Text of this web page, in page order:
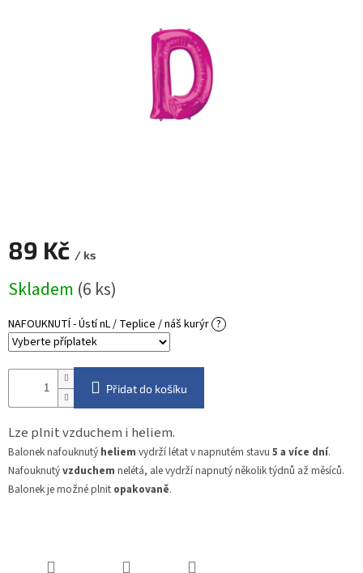
89 Kč / ks
cena:
Skladem (6 ks)
NAFOUKNUTÍ - Ústí nL / Teplice / náš kurýr ?
Přidat do košíku
Lze plnit vzduchem i heliem.
Balonek nafouknutý heliem vydrží létat v napnutém stavu 5 a více dní.
Nafouknutývzduchem nelétá, ale vydrží napnutý několik týdnů až měsíců.
Balonek je možné plnit opakovaně.